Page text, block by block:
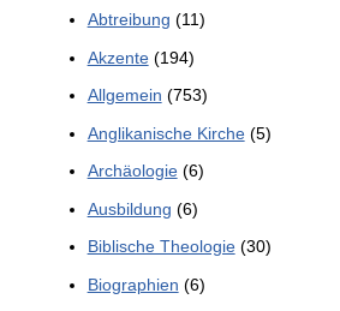
Abtreibung (11)
Akzente(194)
Allgemein (753)
Anglikanische Kirche(5)
Archäologie(6)
Ausbildung (6)
Biblische Theologie(30)
Biographien (6)